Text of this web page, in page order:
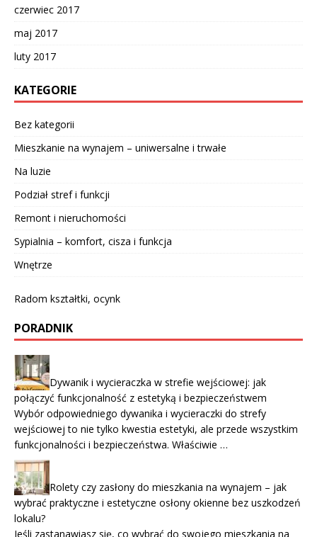
czerwiec 2017
maj 2017
luty 2017
KATEGORIE
Bez kategorii
Mieszkanie na wynajem – uniwersalne i trwałe
Na luzie
Podział stref i funkcji
Remont i nieruchomości
Sypialnia – komfort, cisza i funkcja
Wnętrze
Radom kształtki, ocynk
PORADNIK
Dywanik i wycieraczka w strefie wejściowej: jak
połączyć funkcjonalność z estetyką i bezpieczeństwem
Wybór odpowiedniego dywanika i wycieraczki do strefy
wejściowej to nie tylko kwestia estetyki, ale przede wszystkim
funkcjonalności i bezpieczeństwa. Właściwie …
Rolety czy zasłony do mieszkania na wynajem – jak
wybrać praktyczne i estetyczne osłony okienne bez uszkodzeń
lokalu?
Jeśli zastanawiasz się, co wybrać do swojego mieszkania na